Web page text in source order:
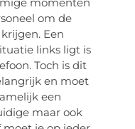
momenten
om de
Een
links ligt is
Toch is dit
en moet
een
maar ook